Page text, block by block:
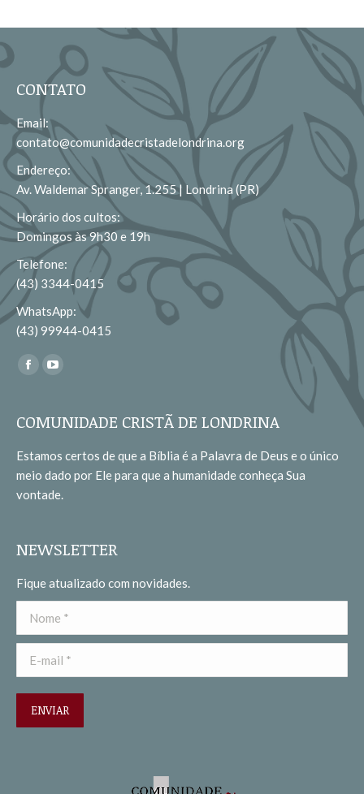
CONTATO
Email:
contato@comunidadecristadelondrina.org
Endereço:
Av. Waldemar Spranger, 1.255 | Londrina (PR)
Horário dos cultos:
Domingos às 9h30 e 19h
Telefone:
(43) 3344-0415
WhatsApp:
(43) 99944-0415
Encontre-nos em:
Facebook
opens
new
window
opens
new
window
COMUNIDADE CRISTÃ DE LONDRINA
Estamos certos de que a Bíblia é a Palavra de Deus e o único
meio dado por Ele para que a humanidade conheça Sua
vontade.
NEWSLETTER
Fique atualizado com novidades.
Nome *
E-mail *
ENVIAR